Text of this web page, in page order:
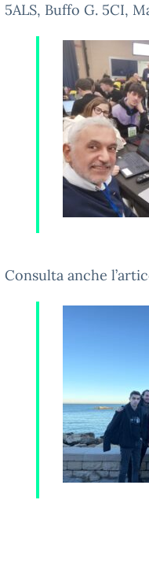
5ALS, Buffo G. 5CI,
Consulta anche